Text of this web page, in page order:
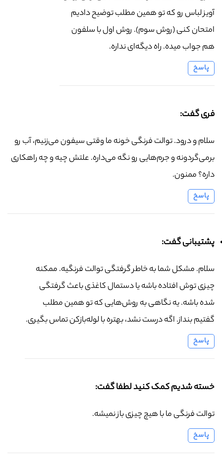
آویز لباس رو که تو همین مطلب توضیح دادیم
امتحان کنی (روش سوم). روش اول با سلفون
هم جواب میده. راه دیگه‌ای نداره.
پاسخ
فری گفت:
سلام و درود. توالت فرنگی خونه ما وقتی سیفون می‌زنیم، آب رو
برمی‌گردونه و جرم‌هایی رو نگه می‌داره. علتش چیه و چه راهکاری
داره؟ ممنون.
پاسخ
پشتیبانی گفت:
سلام. مشکل شما به خاطر گرفتگی توالت فرنگیه. ممکنه
چیزی توش افتاده باشه یا دستمال کاغذی باعث گرفتگی
شده باشه. یه نگاهی به روش‌هایی که تو همین مطلب
گفتیم بنداز. اگه درست نشد، بهتره با لوله‌بازکن تماس بگیری.
پاسخ
خسته شدیم کمک کنید لطفا گفت:
توالت فرنگی ما با هیچ چیزی باز نمیشه.
پاسخ